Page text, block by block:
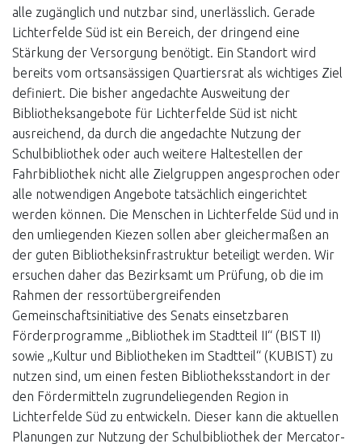
alle zugänglich und nutzbar sind, unerlässlich. Gerade
Lichterfelde Süd ist ein Bereich, der dringend eine
Stärkung der Versorgung benötigt. Ein Standort wird
bereits vom ortsansässigen Quartiersrat als wichtiges Ziel
definiert. Die bisher angedachte Ausweitung der
Bibliotheksangebote für Lichterfelde Süd ist nicht
ausreichend, da durch die angedachte Nutzung der
Schulbibliothek oder auch weitere Haltestellen der
Fahrbibliothek nicht alle Zielgruppen angesprochen oder
alle notwendigen Angebote tatsächlich eingerichtet
werden können. Die Menschen in Lichterfelde Süd und in
den umliegenden Kiezen sollen aber gleichermaßen an
der guten Bibliotheksinfrastruktur beteiligt werden. Wir
ersuchen daher das Bezirksamt um Prüfung, ob die im
Rahmen der ressortübergreifenden
Gemeinschaftsinitiative des Senats einsetzbaren
Förderprogramme „Bibliothek im Stadtteil II“ (BIST II)
sowie „Kultur und Bibliotheken im Stadtteil“ (KUBIST) zu
nutzen sind, um einen festen Bibliotheksstandort in der
den Fördermitteln zugrundeliegenden Region in
Lichterfelde Süd zu entwickeln. Dieser kann die aktuellen
Planungen zur Nutzung der Schulbibliothek der Mercator-